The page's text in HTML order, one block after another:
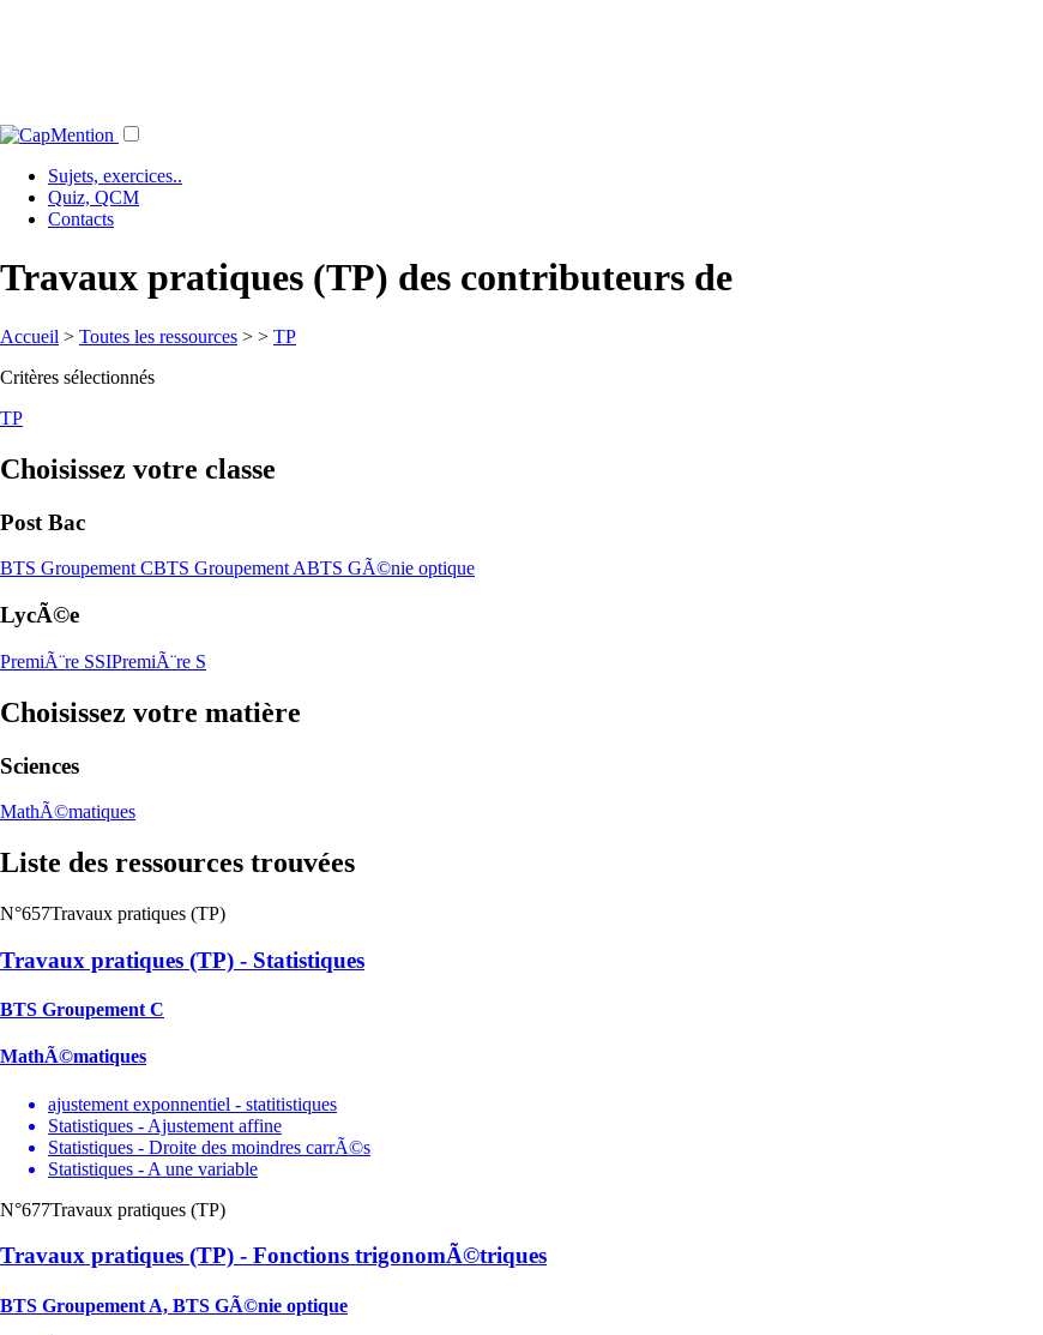
Sujets, exercices..
Quiz, QCM
Contacts
Travaux pratiques (TP) des contributeurs de
Accueil > Toutes les ressources > > TP
Critères sélectionnés
TP
Choisissez votre classe
Post Bac
BTS Groupement CBTS Groupement ABTS GÃ©nie optique
LycÃ©e
PremiÃ¨re SSIPremiÃ¨re S
Choisissez votre matière
Sciences
MathÃ©matiques
Liste des ressources trouvées
N°657Travaux pratiques (TP)
Travaux pratiques (TP) - Statistiques
BTS Groupement C
MathÃ©matiques
ajustement exponnentiel - statitistiques
Statistiques - Ajustement affine
Statistiques - Droite des moindres carrÃ©s
Statistiques - A une variable
N°677Travaux pratiques (TP)
Travaux pratiques (TP) - Fonctions trigonomÃ©triques
BTS Groupement A, BTS GÃ©nie optique